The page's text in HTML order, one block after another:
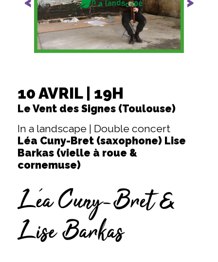
Previous Next
10 AVRIL | 19H
Le Vent des Signes (Toulouse)
In a landscape | Double concert
Léa Cuny-Bret (saxophone) Lise
Barkas (vielle à roue &
cornemuse)
Léa Cuny-Bret &
Lise Barkas